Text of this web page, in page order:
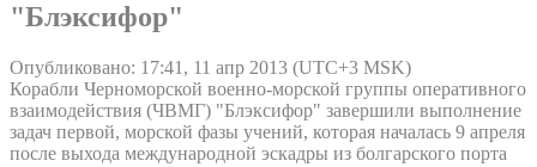
"Блэксифор"
Опубликовано: 17:41, 11 апр 2013 (UTC+3 MSK)
Корабли Черноморской военно-морской группы оперативного
взаимодействия (ЧВМГ) "Блэксифор" завершили выполнение
задач первой, морской фазы учений, которая началась 9 апреля
после выхода международной эскадры из болгарского порта